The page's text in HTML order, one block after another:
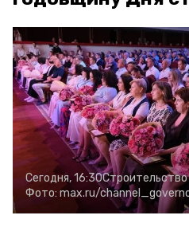
Сегодня, 16:30Строительство
Фото: max.ru/